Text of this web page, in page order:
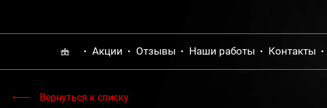
Акции Отзывы Наши работы Контакты
Вернуться к списку